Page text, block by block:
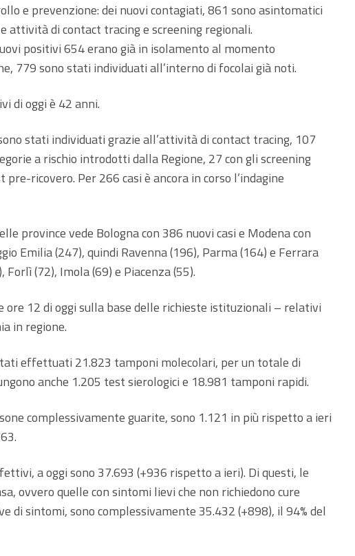
e prevenzione: dei nuovi contagiati, 861 sono asintomatici
attività di contact tracing e screening regionali.
positivi 654 erano già in isolamento al momento
779 sono stati individuati all’interno di focolai già noti.
di oggi è 42 anni.
stati individuati grazie all’attività di contact tracing, 107
a rischio introdotti dalla Regione, 27 con gli screening
ricovero. Per 266 casi è ancora in corso l’indagine
province vede Bologna con 386 nuovi casi e Modena con
Emilia (247), quindi Ravenna (196), Parma (164) e Ferrara
Forlì (72), Imola (69) e Piacenza (55).
ore 12 di oggi sulla base delle richieste istituzionali – relativi
in regione.
effettuati 21.823 tamponi molecolari, per un totale di
anche 1.205 test sierologici e 18.981 tamponi rapidi.
complessivamente guarite, sono 1.121 in più rispetto a ieri
a oggi sono 37.693 (+936 rispetto a ieri). Di questi, le
ovvero quelle con sintomi lievi che non richiedono cure
di sintomi, sono complessivamente 35.432 (+898), il 94% del